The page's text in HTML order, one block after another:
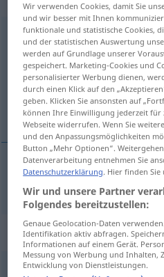
Beweisstückn <-(e)s;-e>
Übersicht aller
(Für mehr Details die
dokazalo
Beweisstück
Synonyme für
Wir verwenden Cookies, damit Sie
und wir besser mit Ihnen
funktionale und statistische Cookies,
und der statistischen Auswertung
werden auf Grundlage unserer
gespeichert. Marketing-Cookies und
personalisierter Werbung dienen,
durch einen Klick auf den
geben. Klicken Sie ansonsten auf
können Ihre Einwilligung jederzeit für
Webseite widerrufen. Wenn Sie
und den Anpassungsmöglichkeiten
Button „Mehr Optionen“.
Datenverarbeitung entnehmen Sie
Datenschutzerklärung. Hier finden
Wir und unsere Partner
Folgendes bereitzustellen:
Genaue Geolocation-Daten
Identifikation aktiv abfragen.
Informationen auf einem Gerät.
Messung von Werbung und Inhalten,
Entwicklung von Dienstleistungen.